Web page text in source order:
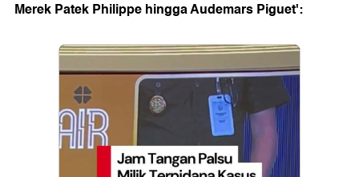
Merek Patek Philippe hingga Audemars Piguet':